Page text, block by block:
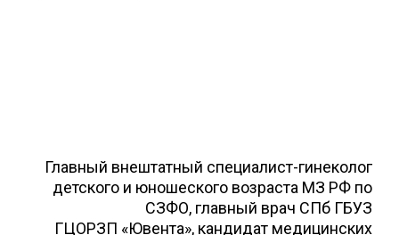
Главный внештатный специалист-гинеколог
детского и юношеского возраста МЗ РФ по
СЗФО, главный врач СПб ГБУЗ
ГЦОРЗП «Ювента», кандидат медицинских